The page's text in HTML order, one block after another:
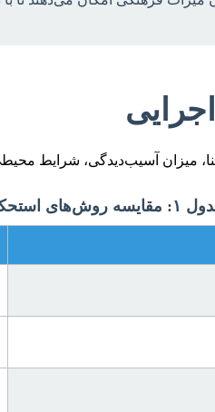
میزان آسیب‌دیدگی، شرایط
استحکام‌بخشی رایج در بناهای تاریخی